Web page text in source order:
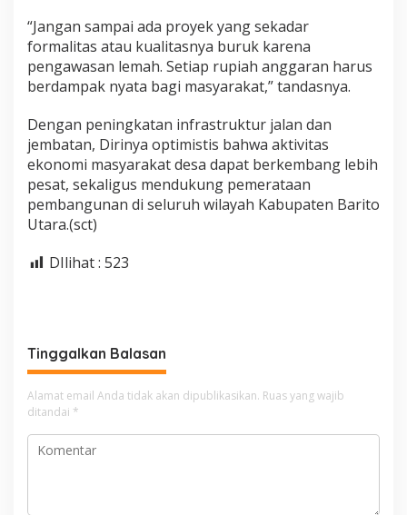
“Jangan sampai ada proyek yang sekadar
formalitas atau kualitasnya buruk karena
pengawasan lemah. Setiap rupiah anggaran harus
berdampak nyata bagi masyarakat,” tandasnya.
Dengan peningkatan infrastruktur jalan dan
jembatan, Dirinya optimistis bahwa aktivitas
ekonomi masyarakat desa dapat berkembang lebih
pesat, sekaligus mendukung pemerataan
pembangunan di seluruh wilayah Kabupaten Barito
Utara.(sct)
DIlihat : 523
Tinggalkan Balasan
Alamat email Anda tidak akan dipublikasikan. Ruas yang wajib
ditandai *